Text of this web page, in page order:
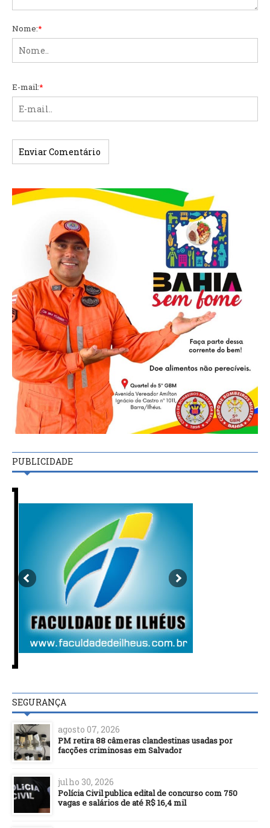
Nome:*
E-mail:*
PUBLICIDADE
SEGURANÇA
agosto 07, 2026
PM retira 88 câmeras clandestinas usadas por
facções criminosas em Salvador
julho 30, 2026
Polícia Civil publica edital de concurso com 750
vagas e salários de até R$ 16,4 mil